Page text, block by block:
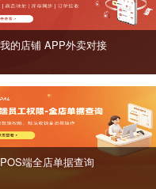
的店铺 APP外卖对接
端全店单据查询